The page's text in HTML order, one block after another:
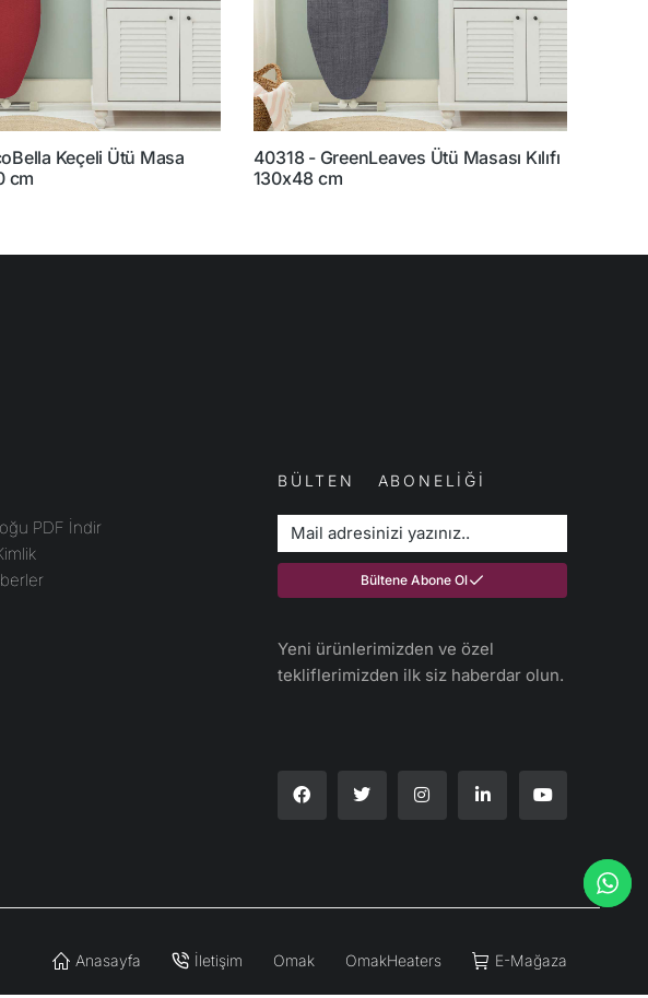
Keçeli Ütü Masa
cm
40318 - GreenLeaves Ütü Masası Kılıfı
130x48 cm
PDF İndir
BÜLTEN ABONELİĞİ
Bültene Abone Ol
Yeni ürünlerimizden ve özel
tekliflerimizden ilk siz haberdar olun.​
Anasayfa İletişim Omak OmakHeaters E-Mağaza